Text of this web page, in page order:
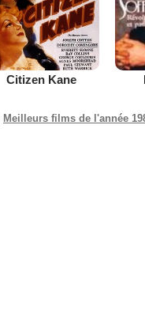
Citizen Kane
Meilleurs films de l'année